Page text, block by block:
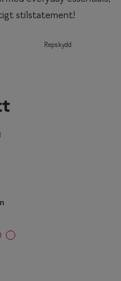
stilstatement!
Repskydd